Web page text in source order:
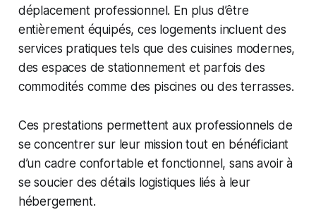
déplacement professionnel. En plus d’être
entièrement équipés, ces logements incluent des
services pratiques tels que des cuisines modernes,
des espaces de stationnement et parfois des
commodités comme des piscines ou des terrasses.
Ces prestations permettent aux professionnels de
se concentrer sur leur mission tout en bénéficiant
d’un cadre confortable et fonctionnel, sans avoir à
se soucier des détails logistiques liés à leur
hébergement.